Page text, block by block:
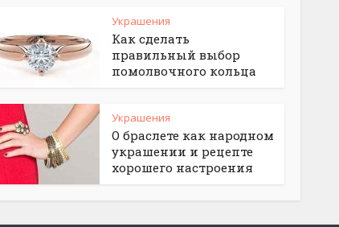
Украшения
Как сделать
правильный выбор
помолвочного кольца
Украшения
О браслете как народном
украшении и рецепте
хорошего настроения